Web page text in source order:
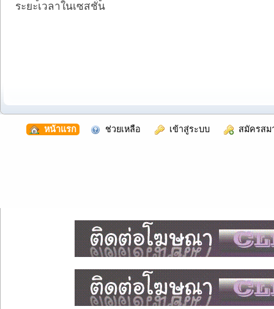
ระยะเวลาในเซสชั่น
หน้าแรก ช่วยเหลือ เข้าสู่ระบบ สมัครสม